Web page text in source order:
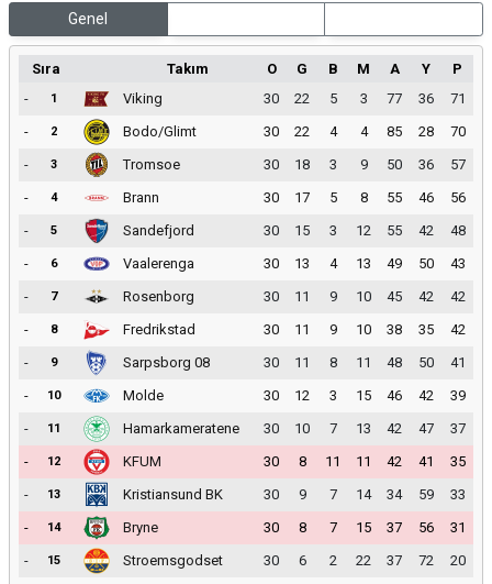
Genel
Sıra Takım O G B M A Y
P
-
1 Viking 30 22 5 3 77 36
71
-
2 Bodo/Glimt 30 22 4 4 85 28
70
-
3 Tromsoe 30 18 3 9 50 36
57
-
4 Brann 30 17 5 8 55 46
56
-
5 Sandefjord 30 15 3 12 55 42
48
-
6 Vaalerenga 30 13 4 13 49 50
43
-
7 Rosenborg 30 11 9 10 45 42
42
-
8 Fredrikstad 30 11 9 10 38 35
42
-
9 Sarpsborg 08 30 11 8 11 48 50
41
-
10 Molde 30 12 3 15 46 42
39
-
11 Hamarkameratene 30 10 7 13 42 47
37
-
12 KFUM 30 8 11 11 42 41
35
-
13 Kristiansund BK 30 9 7 14 34 59
33
-
14 Bryne 30 8 7 15 37 56
31
-
15 Stroemsgodset 30 6 2 22 37 72
20